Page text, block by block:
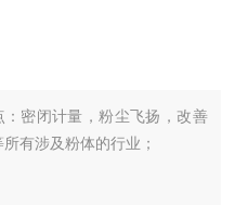
密闭计量，粉尘飞扬，改善
有涉及粉体的行业；